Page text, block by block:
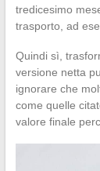
tredicesimo
trasporto, ad
Quindi sì,
versione netta
ignorare che
come quelle
valore finale